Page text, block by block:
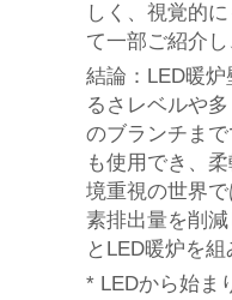
しく、視覚的
て一部ご紹介
結論：LED暖
るさレベルや
のブランチま
も使用でき、
境重視の世界
素排出量を削
とLED暖炉を
* LEDから始ま